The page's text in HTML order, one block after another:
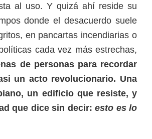
al uso. Y quizá ahí reside su
donde el desacuerdo suele
en pancartas incendiarias o
cada vez más estrechas,
de personas para recordar
un acto revolucionario. Una
un edificio que resiste, y
que dice sin decir: esto es lo